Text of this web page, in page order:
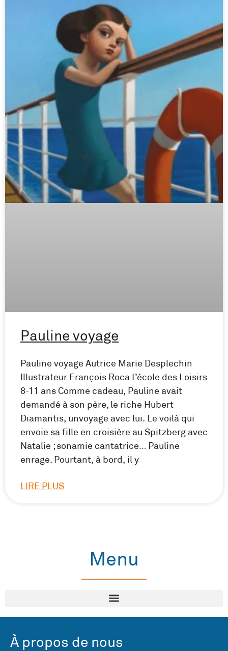
Pauline voyage
Pauline voyage Autrice Marie Desplechin
Illustrateur François Roca L’école des Loisirs
8-11 ans Comme cadeau, Pauline avait
demandé à son père, le riche Hubert
Diamantis, unvoyage avec lui. Le voilà qui
envoie sa fille en croisière au Spitzberg avec
Natalie ; sonamie cantatrice… Pauline
enrage. Pourtant, à bord, il y
LIRE PLUS
Menu
À propos de nous